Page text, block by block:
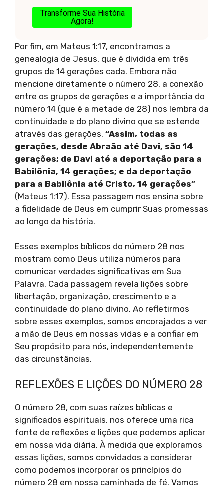
Transforme Sua História
Agora!
Por fim, em Mateus 1:17, encontramos a
genealogia de Jesus, que é dividida em três
grupos de 14 gerações cada. Embora não
mencione diretamente o número 28, a conexão
entre os grupos de gerações e a importância do
número 14 (que é a metade de 28) nos lembra da
continuidade e do plano divino que se estende
através das gerações. “Assim, todas as
gerações, desde Abraão até Davi, são 14
gerações; de Davi até a deportação para a
Babilônia, 14 gerações; e da deportação
para a Babilônia até Cristo, 14 gerações”
(Mateus 1:17). Essa passagem nos ensina sobre
a fidelidade de Deus em cumprir Suas promessas
ao longo da história.
Esses exemplos bíblicos do número 28 nos
mostram como Deus utiliza números para
comunicar verdades significativas em Sua
Palavra. Cada passagem revela lições sobre
libertação, organização, crescimento e a
continuidade do plano divino. Ao refletirmos
sobre esses exemplos, somos encorajados a ver
a mão de Deus em nossas vidas e a confiar em
Seu propósito para nós, independentemente
das circunstâncias.
REFLEXÕES E LIÇÕES DO NÚMERO 28
O número 28, com suas raízes bíblicas e
significados espirituais, nos oferece uma rica
fonte de reflexões e lições que podemos aplicar
em nossa vida diária. À medida que exploramos
essas lições, somos convidados a considerar
como podemos incorporar os princípios do
número 28 em nossa caminhada de fé. Vamos